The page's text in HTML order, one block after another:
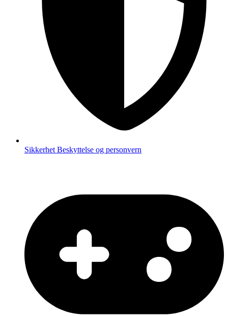
Sikkerhet Beskyttelse og personvern